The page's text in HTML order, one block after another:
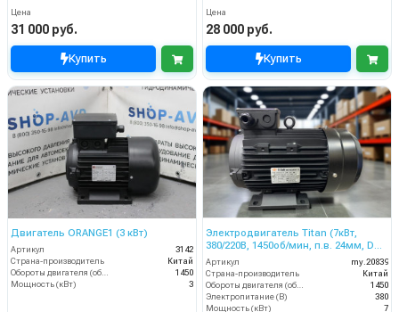
Цена
31 000 руб.
Купить
Цена
28 000 руб.
Купить
Двигатель ORANGE1 (3 кВт)
Артикул
3142
Страна-производитель
Китай
Обороты двигателя (об/мин)
1450
Мощность (кВт)
3
Электродвигатель Titan (7кВт,
380/220В, 1450об/мин, п.в. 24мм, Dфл
87/61мм, H112L)
Артикул
my.20839
Страна-производитель
Китай
Обороты двигателя (об/мин)
1450
Электропитание (В)
380
Мощность (кВт)
7